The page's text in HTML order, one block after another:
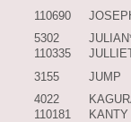
110690
5302
110335
3155
JUMP
4022
110181